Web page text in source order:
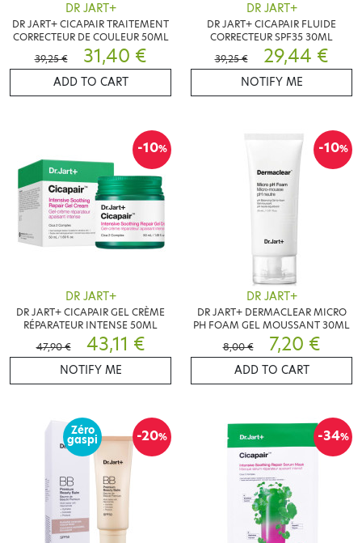
DR JART+
DR JART+ CICAPAIR TRAITEMENT
CORRECTEUR DE COULEUR 50ML
39,25 €
31,40 €
ADD TO CART
DR JART+
DR JART+ CICAPAIR FLUIDE
CORRECTEUR SPF35 30ML
39,25 €
29,44 €
NOTIFY ME
-10%
DR JART+
DR JART+ CICAPAIR GEL CRÈME
RÉPARATEUR INTENSE 50ML
47,90 €
43,11 €
NOTIFY ME
-10%
DR JART+
DR JART+ DERMACLEAR MICRO
PH FOAM GEL MOUSSANT 30ML
8,00 €
7,20 €
ADD TO CART
-20%
Zéro
gaspi -34%